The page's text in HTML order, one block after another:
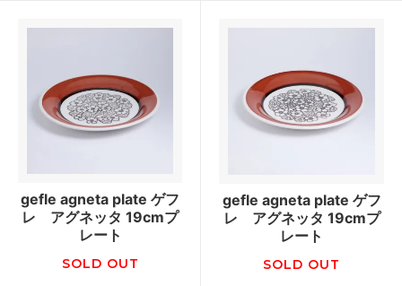
gefle agneta plate ゲフ
レ アグネッタ 19cmプ
レート
SOLD OUT
gefle agneta plate ゲフ
レ アグネッタ 19cmプ
レート
SOLD OUT